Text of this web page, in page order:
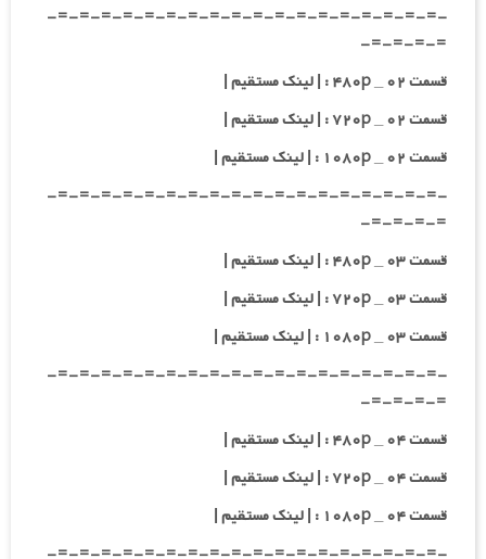
-=-=-=-=-=-=-=-=-=-=-=-=-=-=-=-=-=-=-
=-=-=-=-
قسمت ۰۲ _ ۴۸۰p : | لینک مستقیم |
قسمت ۰۲ _ ۷۲۰p : | لینک مستقیم |
قسمت ۰۲ _ ۱۰۸۰p : | لینک مستقیم |
-=-=-=-=-=-=-=-=-=-=-=-=-=-=-=-=-=-=-
=-=-=-=-
قسمت ۰۳ _ ۴۸۰p : | لینک مستقیم |
قسمت ۰۳ _ ۷۲۰p : | لینک مستقیم |
قسمت ۰۳ _ ۱۰۸۰p : | لینک مستقیم |
-=-=-=-=-=-=-=-=-=-=-=-=-=-=-=-=-=-=-
=-=-=-=-
قسمت ۰۴ _ ۴۸۰p : | لینک مستقیم |
قسمت ۰۴ _ ۷۲۰p : | لینک مستقیم |
قسمت ۰۴ _ ۱۰۸۰p : | لینک مستقیم |